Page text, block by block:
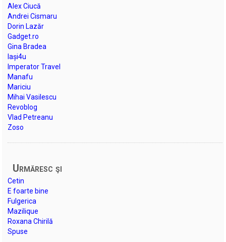
Alex Ciucă
Andrei Cismaru
Dorin Lazăr
Gadget.ro
Gina Bradea
Iași4u
Imperator Travel
Manafu
Mariciu
Mihai Vasilescu
Revoblog
Vlad Petreanu
Zoso
Urmăresc şi
Cetin
E foarte bine
Fulgerica
Mazilique
Roxana Chirilă
Spuse